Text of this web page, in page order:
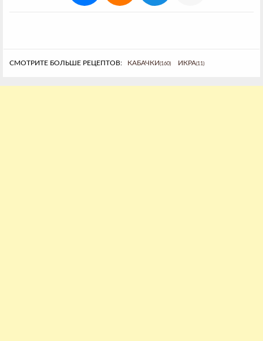
СМОТРИТЕ БОЛЬШЕ РЕЦЕПТОВ: КАБАЧКИ(160) ИКРА(11)